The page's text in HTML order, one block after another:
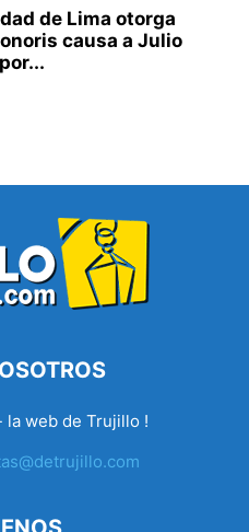
de Lima otorga
causa a Julio
la web de Trujillo !